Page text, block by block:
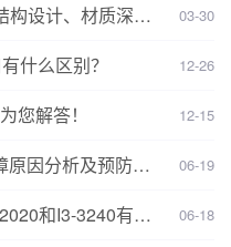
构设计、材质深度
03-30
什么区别？ 12-26
您解答！ 12-15
原因分析及预防解
06-19
和I3-3240有什
06-18